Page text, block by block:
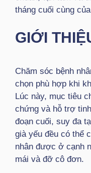
tháng cuối cùng
GIỚI
Chăm sóc bệnh
chọn phù hợp khi
Lúc này, mục tiêu
chứng và hỗ trợ
đoạn cuối, suy đa
già yếu đều có thể
nhân được ở cạnh
mái và đỡ cô đơn.